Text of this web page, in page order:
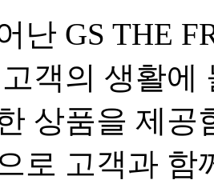
난 GS THE
객의 생활에
상품을 제공
로 고객과 함